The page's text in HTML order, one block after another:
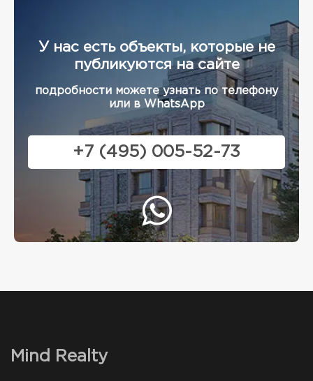
У нас есть объекты, которые не
публикуются на сайте
подробности можете узнать по телефону
или в WhatsApp
+7 (495) 005-52-73
Mind Realty